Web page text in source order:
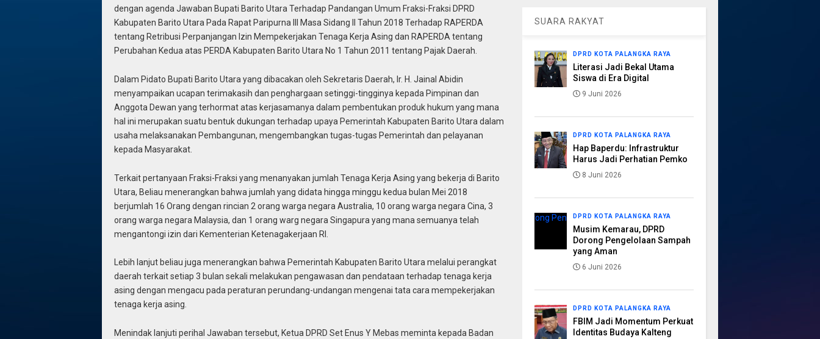
dengan agenda Jawaban Bupati Barito Utara Terhadap Pandangan Umum Fraksi-Fraksi DPRD
Kabupaten Barito Utara Pada Rapat Paripurna III Masa Sidang II Tahun 2018 Terhadap RAPERDA
tentang Retribusi Perpanjangan Izin Mempekerjakan Tenaga Kerja Asing dan RAPERDA tentang
Perubahan Kedua atas PERDA Kabupaten Barito Utara No 1 Tahun 2011 tentang Pajak Daerah.
Dalam Pidato Bupati Barito Utara yang dibacakan oleh Sekretaris Daerah, Ir. H. Jainal Abidin
menyampaikan ucapan terimakasih dan penghargaan setinggi-tingginya kepada Pimpinan dan
Anggota Dewan yang terhormat atas kerjasamanya dalam pembentukan produk hukum yang mana
hal ini merupakan suatu bentuk dukungan terhadap upaya Pemerintah Kabupaten Barito Utara dalam
usaha melaksanakan Pembangunan, mengembangkan tugas-tugas Pemerintah dan pelayanan
kepada Masyarakat.
Terkait pertanyaan Fraksi-Fraksi yang menanyakan jumlah Tenaga Kerja Asing yang bekerja di Barito
Utara, Beliau menerangkan bahwa jumlah yang didata hingga minggu kedua bulan Mei 2018
berjumlah 16 Orang dengan rincian 2 orang warga negara Australia, 10 orang warga negara Cina, 3
orang warga negara Malaysia, dan 1 orang warg negara Singapura yang mana semuanya telah
mengantongi izin dari Kementerian Ketenagakerjaan RI.
Lebih lanjut beliau juga menerangkan bahwa Pemerintah Kabupaten Barito Utara melalui perangkat
daerah terkait setiap 3 bulan sekali melakukan pengawasan dan pendataan terhadap tenaga kerja
asing dengan mengacu pada peraturan perundang-undangan mengenai tata cara mempekerjakan
tenaga kerja asing.
Menindak lanjuti perihal Jawaban tersebut, Ketua DPRD Set Enus Y Mebas meminta kepada Badan
SUARA RAKYAT
DPRD KOTA PALANGKA RAYA
Literasi Jadi Bekal Utama
Siswa di Era Digital
9 Juni 2026
DPRD KOTA PALANGKA RAYA
Hap Baperdu: Infrastruktur
Harus Jadi Perhatian Pemko
8 Juni 2026
DPRD KOTA PALANGKA RAYA
Musim Kemarau, DPRD
Dorong Pengelolaan Sampah
yang Aman
6 Juni 2026
DPRD KOTA PALANGKA RAYA
FBIM Jadi Momentum Perkuat
Identitas Budaya Kalteng